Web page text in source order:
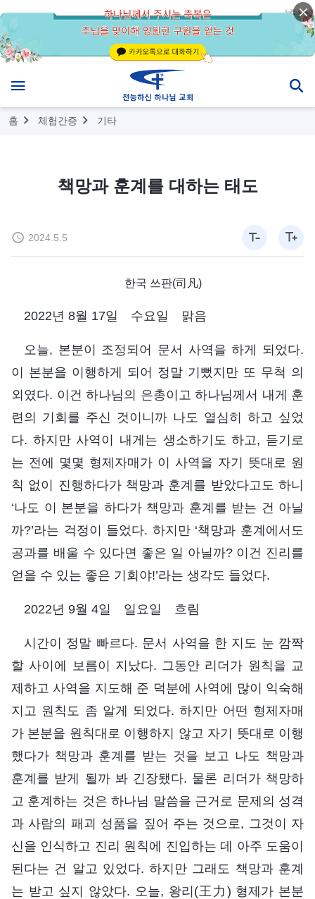
홈 체험간증 기타
책망과 훈계를 대하는 태도
2024.5.5
한국 쓰판(司凡)
2022년 8월 17일 수요일 맑음
오늘, 본분이 조정되어 문서 사역을 하게 되었다.
이 본분을 이행하게 되어 정말 기뻤지만 또 무척 의
외였다. 이건 하나님의 은총이고 하나님께서 내게 훈
련의 기회를 주신 것이니까 나도 열심히 하고 싶었
다. 하지만 사역이 내게는 생소하기도 하고, 듣기로
는 전에 몇몇 형제자매가 이 사역을 자기 뜻대로 원
칙 없이 진행하다가 책망과 훈계를 받았다고도 하니
‘나도 이 본분을 하다가 책망과 훈계를 받는 건 아닐
까?’라는 걱정이 들었다. 하지만 ‘책망과 훈계에서도
공과를 배울 수 있다면 좋은 일 아닐까? 이건 진리를
얻을 수 있는 좋은 기회야!’라는 생각도 들었다.
2022년 9월 4일 일요일 흐림
시간이 정말 빠르다. 문서 사역을 한 지도 눈 깜짝
할 사이에 보름이 지났다. 그동안 리더가 원칙을 교
제하고 사역을 지도해 준 덕분에 사역에 많이 익숙해
지고 원칙도 좀 알게 되었다. 하지만 어떤 형제자매
가 본분을 원칙대로 이행하지 않고 자기 뜻대로 이행
했다가 책망과 훈계를 받는 것을 보고 나도 책망과
훈계를 받게 될까 봐 긴장됐다. 물론 리더가 책망하
고 훈계하는 것은 하나님 말씀을 근거로 문제의 성격
과 사람의 패괴 성품을 짚어 주는 것으로, 그것이 자
신을 인식하고 진리 원칙에 진입하는 데 아주 도움이
된다는 건 알고 있었다. 하지만 그래도 책망과 훈계
는 받고 싶지 않았다. 오늘, 왕리(王力) 형제가 본분